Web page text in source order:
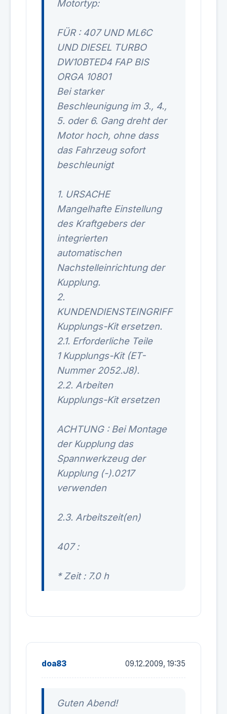
Motortyp:
FÜR : 407 UND ML6C
UND DIESEL TURBO
DW10BTED4 FAP BIS
ORGA 10801
Bei starker
Beschleunigung im 3., 4.,
5. oder 6. Gang dreht der
Motor hoch, ohne dass
das Fahrzeug sofort
beschleunigt
1. URSACHE
Mangelhafte Einstellung
des Kraftgebers der
integrierten
automatischen
Nachstelleinrichtung der
Kupplung.
2.
KUNDENDIENSTEINGRIFF
Kupplungs-Kit ersetzen.
2.1. Erforderliche Teile
1 Kupplungs-Kit (ET-
Nummer 2052.J8).
2.2. Arbeiten
Kupplungs-Kit ersetzen
ACHTUNG : Bei Montage
der Kupplung das
Spannwerkzeug der
Kupplung (-).0217
verwenden
2.3. Arbeitszeit(en)
407 :
* Zeit : 7.0 h
doa83 09.12.2009, 19:35
Guten Abend!